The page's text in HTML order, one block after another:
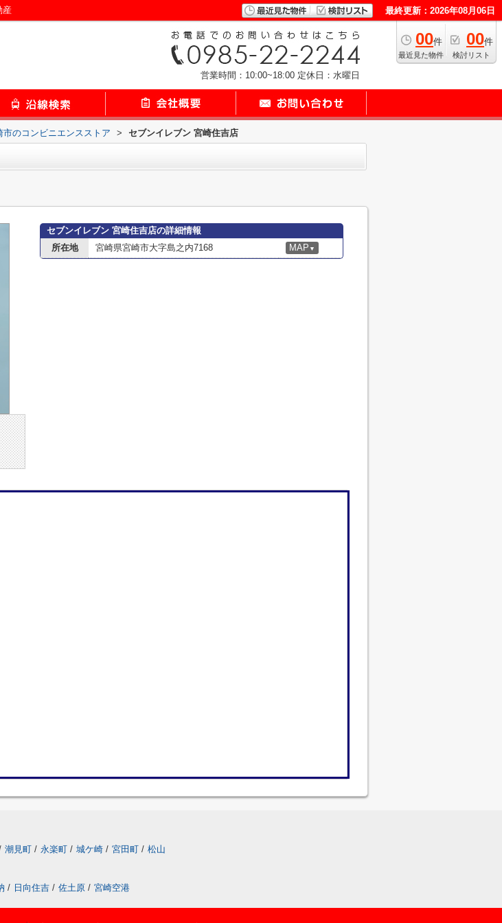
産 最終更新：2026年08月06日
00件
最近見た物件
00件
検討リスト
営業時間：10:00~18:00 定休日：水曜日
市のコンビニエンスストア > セブンイレブン 宮崎住吉店
セブンイレブン 宮崎住吉店の詳細情報
所在地
宮崎県宮崎市大字島之内7168 MAP ▼
潮見町 / 永楽町 / 城ケ崎 / 宮田町 / 松山
/ 日向住吉 / 佐土原 / 宮崎空港